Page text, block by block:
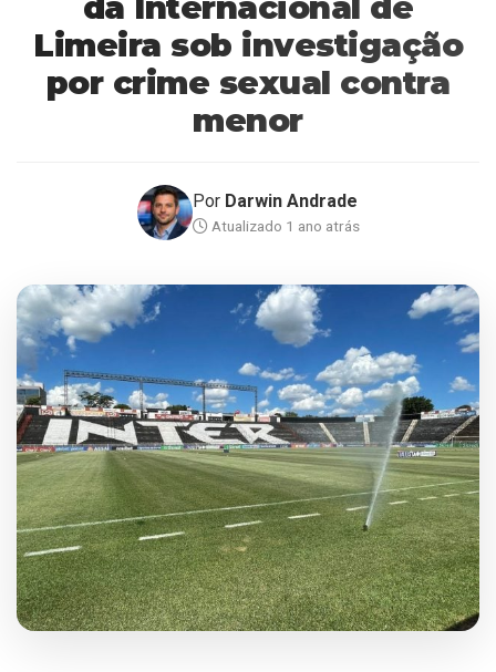
Limeira sob investigação
por crime sexual contra
menor
Por Darwin Andrade
Atualizado 1 ano atrás